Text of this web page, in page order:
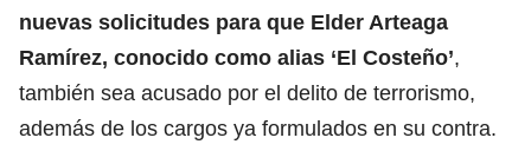
nuevas solicitudes para que Elder Arteaga
Ramírez, conocido como alias ‘El Costeño’,
también sea acusado por el delito de terrorismo,
además de los cargos ya formulados en su contra.